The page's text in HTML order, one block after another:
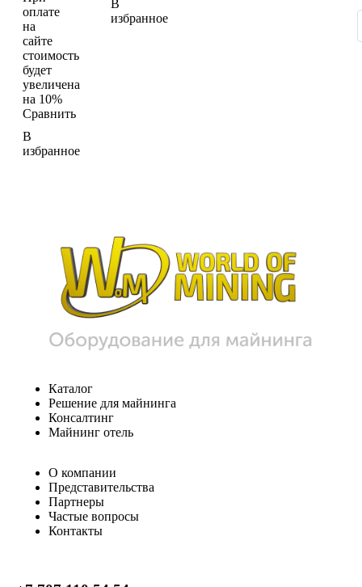
оплате
на
сайте
стоимость
будет
увеличена
на 10%
Сравнить
В
избранное
В
избранное
Каталог
Решение для майнинга
Консалтинг
Майнинг отель
О компании
Представительства
Партнеры
Частые вопросы
Контакты